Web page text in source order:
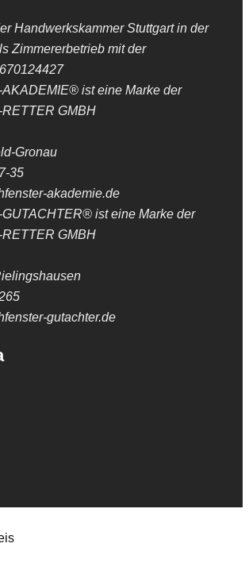
Handwerkskammer Stuttgart in der
Zimmererbetrieb mit der
ist eine Marke der
GMBH
Gronau
35
akademie.de
ist eine Marke der
GMBH
gutachter.de